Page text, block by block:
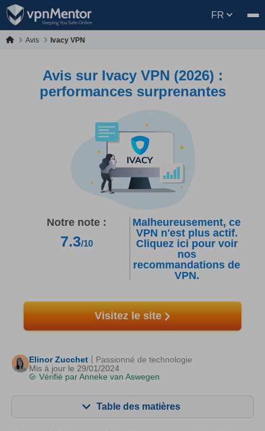
FR
Avis Ivacy VPN
Avis sur Ivacy VPN (2026) :
performances surprenantes
Notre note :
7.3/10
Malheureusement, ce
VPN n'est plus actif.
Cliquez ici pour voir
nos
recommandations de
VPN.
Visitez le site
Elinor Zucchet
Mis à jour le 29/01/2024
Vérifié parAnneke van Aswegen
Passionné de technologie
Table des matières